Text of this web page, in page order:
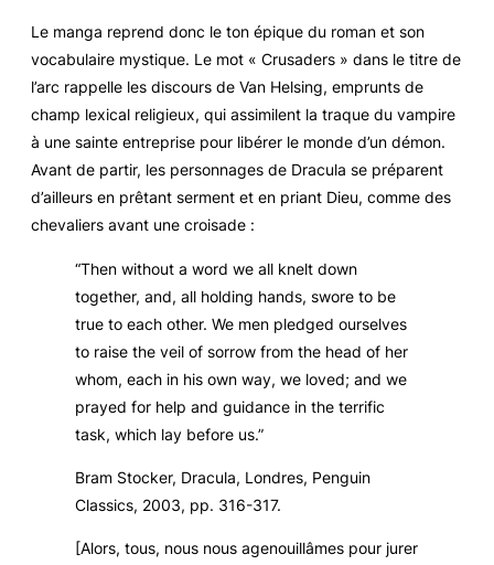
Le manga reprend donc le ton épique du roman et son
vocabulaire mystique. Le mot « Crusaders » dans le titre de
l’arc rappelle les discours de Van Helsing, emprunts de
champ lexical religieux, qui assimilent la traque du vampire
à une sainte entreprise pour libérer le monde d’un démon.
Avant de partir, les personnages de Dracula se préparent
d’ailleurs en prêtant serment et en priant Dieu, comme des
chevaliers avant une croisade :
“Then without a word we all knelt down
together, and, all holding hands, swore to be
true to each other. We men pledged ourselves
to raise the veil of sorrow from the head of her
whom, each in his own way, we loved; and we
prayed for help and guidance in the terrific
task, which lay before us.”
Bram Stocker, Dracula, Londres, Penguin
Classics, 2003, pp. 316-317.
[Alors, tous, nous nous agenouillâmes pour jurer